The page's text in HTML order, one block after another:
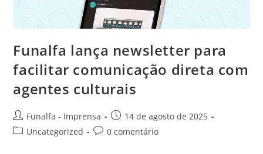
Funalfa lança newsletter para
facilitar comunicação direta com
agentes culturais
Funalfa - Imprensa
14 de agosto de 2025
Uncategorized
0 comentário